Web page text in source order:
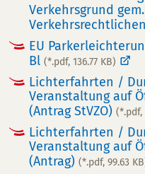
Verkehrsgrund
EU
Bl (*.pdf, 136.77 KB)
Lichterfahrten /
Veranstaltung auf
(Antrag StVZO) (*.pdf,
Lichterfahrten /
Veranstaltung auf
(Antrag) (*.pdf, 99.63